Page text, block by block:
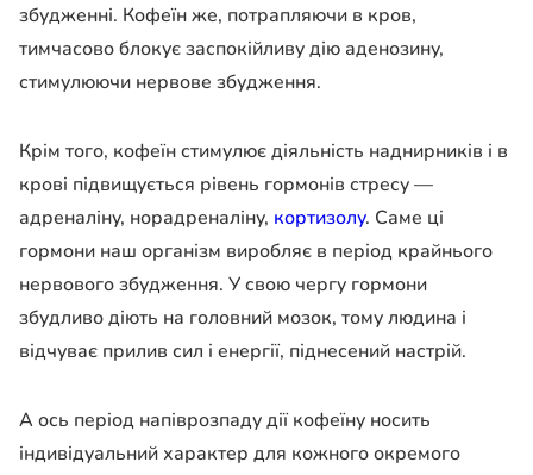
збудженні. Кофеїн же, потрапляючи в кров,
тимчасово блокує заспокійливу дію аденозину,
стимулюючи нервове збудження.
Крім того, кофеїн стимулює діяльність наднирників і в
крові підвищується рівень гормонів стресу —
адреналіну, норадреналіну, кортизолу. Саме ці
гормони наш організм виробляє в період крайнього
нервового збудження. У свою чергу гормони
збудливо діють на головний мозок, тому людина і
відчуває прилив сил і енергії, піднесений настрій.
А ось період напіврозпаду дії кофеїну носить
індивідуальний характер для кожного окремого